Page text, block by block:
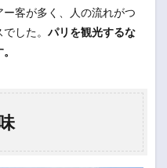
客が多く、人の流れがつ
した。 パリを観光するな